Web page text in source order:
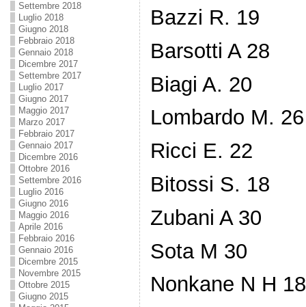
Settembre 2018
Luglio 2018
Giugno 2018
Febbraio 2018
Gennaio 2018
Dicembre 2017
Settembre 2017
Luglio 2017
Giugno 2017
Maggio 2017
Marzo 2017
Febbraio 2017
Gennaio 2017
Dicembre 2016
Ottobre 2016
Settembre 2016
Luglio 2016
Giugno 2016
Maggio 2016
Aprile 2016
Febbraio 2016
Gennaio 2016
Dicembre 2015
Novembre 2015
Ottobre 2015
Giugno 2015
Bazzi R. 19
Barsotti A 28
Biagi A. 20
Lombardo M. 26
Ricci E. 22
Bitossi S. 18
Zubani A 30
Sota M 30
Nonkane N H 18